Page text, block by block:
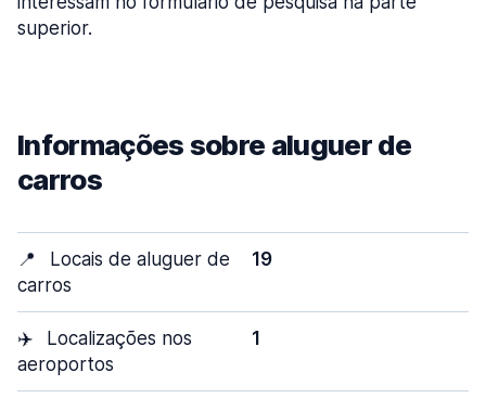
superior.
Informações sobre aluguer de
carros
📍
Locais de aluguer de
carros
19
✈️
Localizações nos
aeroportos
1